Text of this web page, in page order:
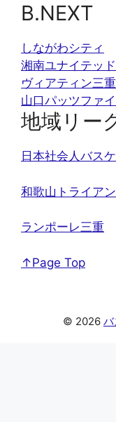
B.NEXT
しながわシティ
湘南ユナイテッ
ヴィアティン三重
山口パッツファ
地域リー
日本社会人バス
和歌山トライア
ランポーレ三重
↑Page Top
© 2026